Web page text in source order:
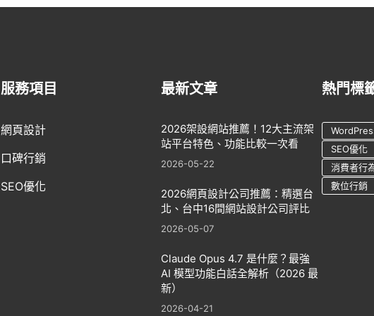
服務項目
網頁設計
口碑行銷
SEO優化
最新文章
2026架設網站推薦！12大主流架
站平台特色、功能比較一次看
2026-05-22
2026網頁設計公司推薦：精選台
北、台中16間網站設計公司評比
2026-05-07
Claude Opus 4.7 是什麼？最強
AI 模型功能白話全解析（2026 最
新）
2026-04-21
熱門標
SEO優化
消費者行
數位行銷